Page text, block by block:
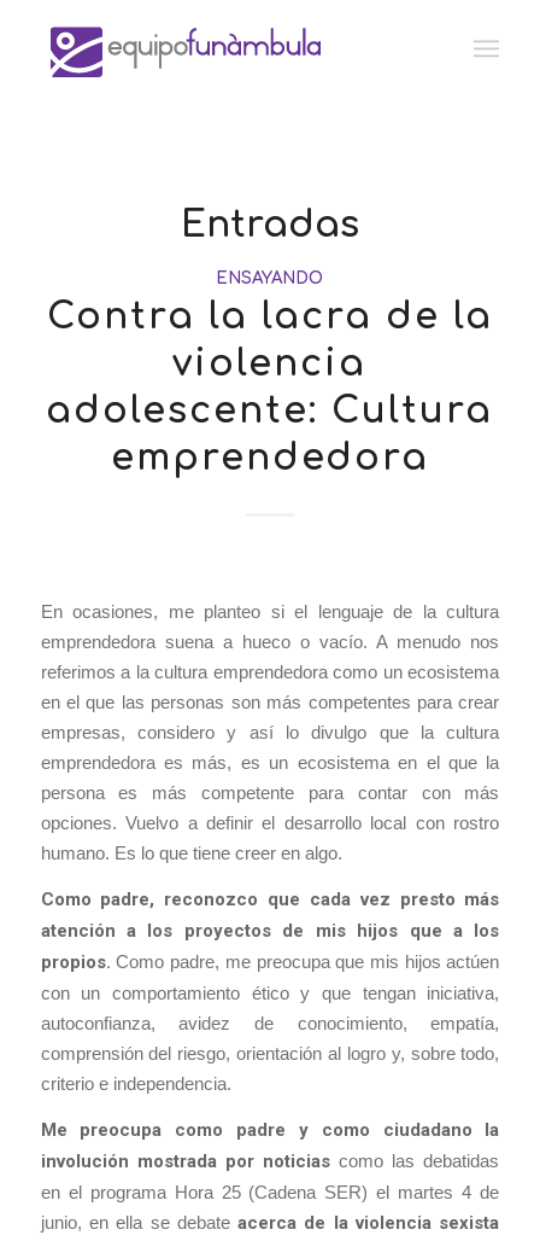
Entradas
ENSAYANDO
Contra la lacra de la
violencia
adolescente: Cultura
emprendedora
En ocasiones, me planteo si el lenguaje de la cultura
emprendedora suena a hueco o vacío. A menudo nos
referimos a la cultura emprendedora como un ecosistema
en el que las personas son más competentes para crear
empresas, considero y así lo divulgo que la cultura
emprendedora es más, es un ecosistema en el que la
persona es más competente para contar con más
opciones. Vuelvo a definir el desarrollo local con rostro
humano. Es lo que tiene creer en algo.
Como padre, reconozco que cada vez presto más
atención a los proyectos de mis hijos que a los
propios.Como padre, me preocupa que mis hijos actúen
con un comportamiento ético y que tengan iniciativa,
autoconfianza, avidez de conocimiento, empatía,
comprensión del riesgo, orientación al logro y, sobre todo,
criterio e independencia.
Me preocupa como padre y como ciudadano la
involución mostrada por noticias como las debatidas
en el programa Hora 25 (Cadena SER) el martes 4 de
junio, en ella se debateacerca de la violencia sexista